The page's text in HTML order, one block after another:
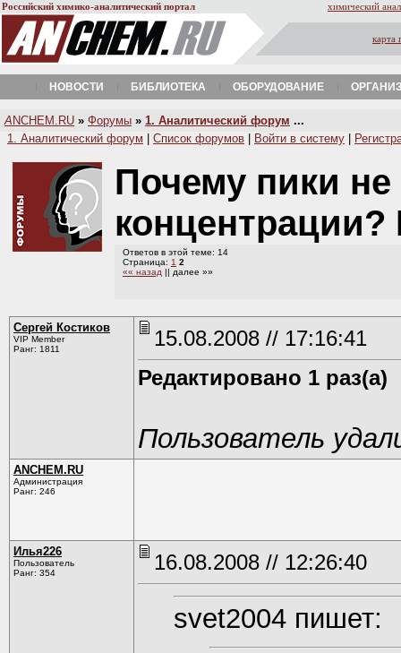
Российский химико-аналитический портал химический
карта
НОВОСТИ БИБЛИОТЕКА ОБОРУДОВАНИЕ
A NCHEM.RU » Форумы » 1. Аналитический форум ...
1. Аналитический форум
Список форумов Войти в систему
Почему пики не
Ответов в этой теме: 14
Страница: 1 2
«« назад || далее »»
Сергей Костиков
VIP Member
Ранг: 1811
15.08.2008 // 17:16:41
Редактировано 1 раз(а)
Пользователь
ANCHEM.RU
Администрация
Ранг: 246
Илья226
Пользователь
Ранг: 354
16.08.2008 // 12:26:40
svet2004 пишет: